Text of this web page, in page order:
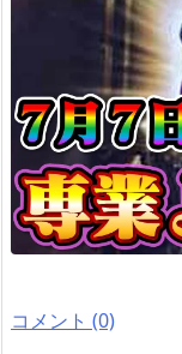
コメント (0)